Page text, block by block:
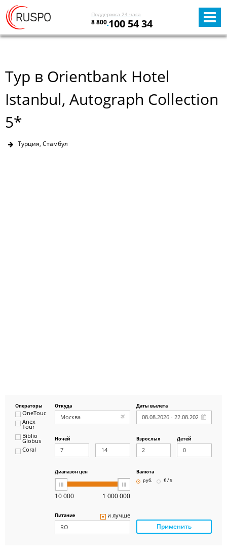
Поддержка 24 часа
8 800 100 54 34
Тур в Orientbank Hotel
Istanbul, Autograph Collection
5*
Турция, Стамбул
Операторы
OneTouch&Travel
Anex
Tour
Biblio
Globus
Coral
Откуда Даты вылета
Ночей Взрослых Детей
Диапазон цен
10 000 1 000 000
Валюта
руб.
€ / $
Питание и лучше
Применить